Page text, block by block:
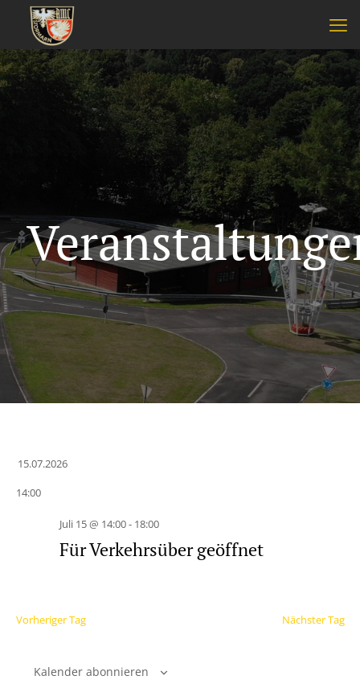
15.07.2026
wählen.
14:00
Juli 15 @ 14:00- 18:00
Für Verkehrsüber geöffnet
Vorheriger Tag Nächster Tag
Kalender abonnieren